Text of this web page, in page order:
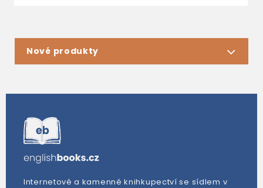
Nové produkty
Internetové a kamenné knihkupectví se sídlem v